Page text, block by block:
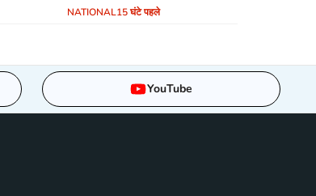
उद्घाटन, अंतर्राज्यीय समन्वय पर जोर
NATIONAL15 घंटे पहले
YouTube